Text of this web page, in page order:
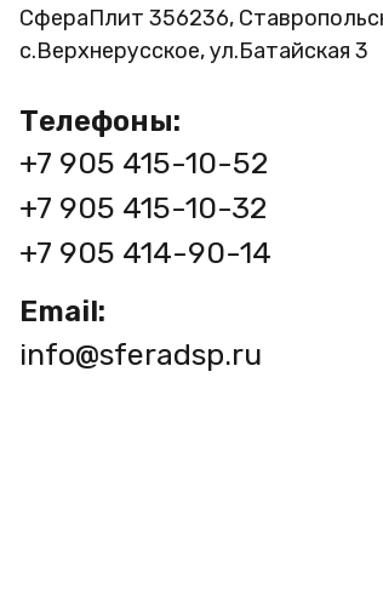
СфераПлит 356236,
с.Верхнерусское, ул.Батайская 3
Телефоны:
+7 905 415-10-52
+7 905 415-10-32
+7 905 414-90-14
Email:
info@sferadsp.ru